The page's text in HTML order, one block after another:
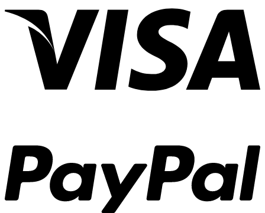
62.000 ₫